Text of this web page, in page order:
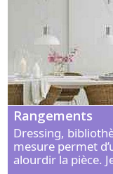
Rangements
Dressing,
mesure permet
alourdir la pièce.